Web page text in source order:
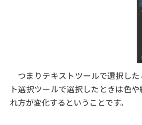
つまりテキストツールで選択し
ト選択ツールで選択したときは色
れ方が変化するということです。